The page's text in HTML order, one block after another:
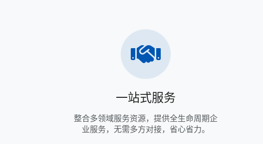
一站式服务
整合多领域服务资源，提供全生命周期企
业服务，无需多方对接，省心省力。